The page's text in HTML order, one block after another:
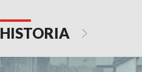
HISTORIA